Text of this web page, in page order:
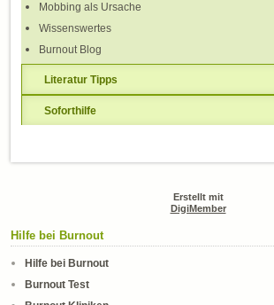
Mobbing als Ursache
Wissenswertes
Burnout Blog
Literatur Tipps
Soforthilfe
Erstellt mit
DigiMember
Hilfe bei Burnout
Hilfe bei Burnout
Burnout Test